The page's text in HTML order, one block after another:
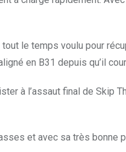
le temps voulu pour
en B31 depuis qu’il
à l’assaut final de Skip
et avec sa très bonne